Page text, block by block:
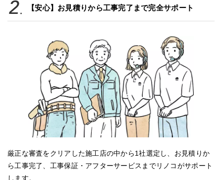
【安心】お見積りから工事完了まで完全サポート
厳正な審査をクリアした施工店の中から1社選定し、お見積りか
ら工事完了、工事保証・アフターサービスまでリノコがサポート
します。